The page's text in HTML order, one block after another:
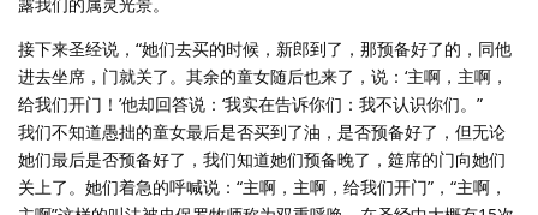
接下来圣经说，“她们去买的时候，新郎到了，那预备好了的，同他
进去坐席，门就关了。其余的童女随后也来了，说：‘主啊，主啊，
给我们开门！’他却回答说：‘我实在告诉你们：我不认识你们。”
我们不知道愚拙的童女最后是否买到了油，是否预备好了，但无论
她们最后是否预备好了，我们知道她们预备晚了，筵席的门向她们
关上了。她们着急的呼喊说：“主啊，主啊，给我们开门”，“主啊，